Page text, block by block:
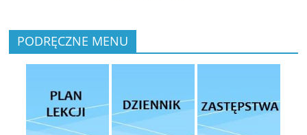
PODRĘCZNE MENU